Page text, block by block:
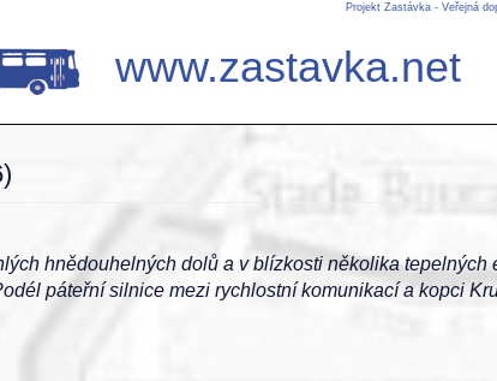
Projekt Zastávka - Veřejná
www.zastavka.net
hnědouhelných dolů a v blízkosti několika
páteřní silnice mezi rychlostní komunikací a kopci